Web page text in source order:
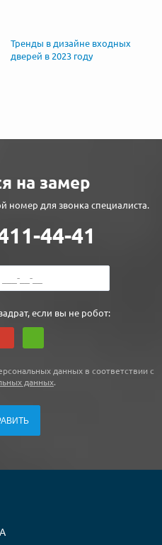
Тренды в дизайне входных
дверей в 2023 году
на замер
номер для звонка специалиста.
44-41
если вы не робот:
данных в соответствии с
данных.